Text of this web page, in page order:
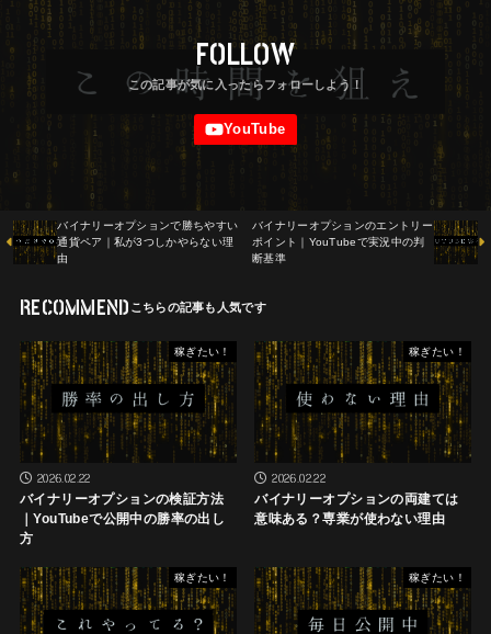
FOLLOW
バイナリーオプションで勝ちやすい
通貨ペア｜私が3つしかやらない理
由
バイナリーオプションのエントリー
ポイント｜YouTubeで実況中の判
断基準
RECOMMEND
稼ぎたい！
2026.02.22
バイナリーオプションの検証方法
｜YouTubeで公開中の勝率の出し
方
稼ぎたい！
2026.02.22
バイナリーオプションの両建ては
意味ある？専業が使わない理由
稼ぎたい！ 稼ぎたい！